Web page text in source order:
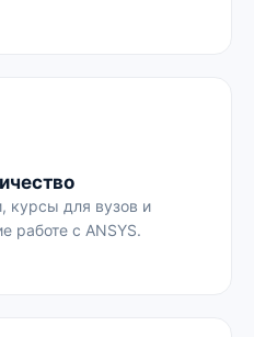
курсы для вузов и
работе с ANSYS.